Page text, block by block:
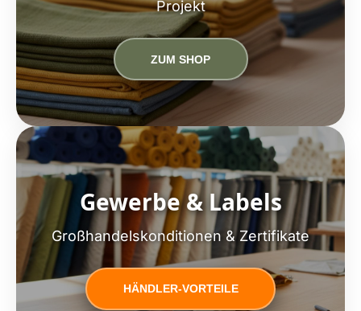
Projekt
ZUM SHOP
Gewerbe & Labels
Großhandelskonditionen & Zertifikate
HÄNDLER-VORTEILE